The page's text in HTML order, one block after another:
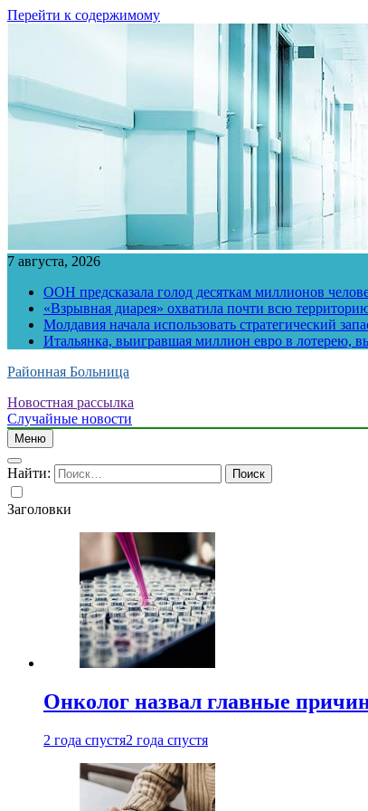
Перейти к содержимому
7 августа, 2026
ООН предсказала голод десяткам миллионов
«Взрывная диарея» охватила почти всю
Молдавия начала использовать стратегический
Итальянка, выигравшая миллион евро в лотерею,
Районная Больница
Новостная рассылка
Случайные новости
Меню
Найти:
Заголовки
Онколог назвал главные
2 года спустя2 года спустя